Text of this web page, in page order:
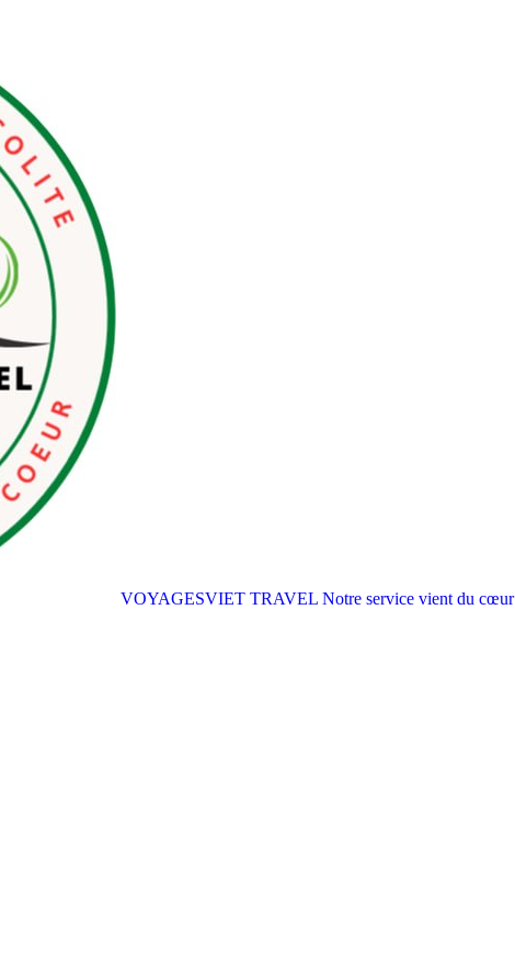
VOYAGESVIET TRAVEL Notre service vient du cœur